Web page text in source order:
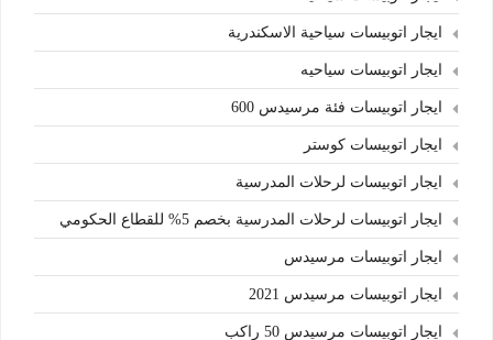
ايجار اتوبيسات سياحية الاسكندرية
ايجار اتوبيسات سياحيه
ايجار اتوبيسات فئة مرسيدس 600
ايجار اتوبيسات كوستر
ايجار اتوبيسات لرحلات المدرسية
ايجار اتوبيسات لرحلات المدرسية بخصم 5% للقطاع الحكومي
ايجار اتوبيسات مرسيدس
ايجار اتوبيسات مرسيدس 2021
ايجار اتوبيسات مرسيدس 50 راكب